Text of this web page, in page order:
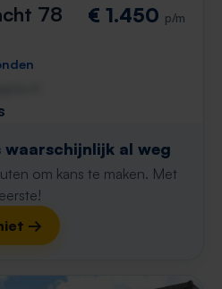
78 € 1.450 p/m
waarschijnlijk al weg
om kans te maken. Met
→